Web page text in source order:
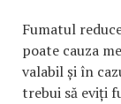
Fumatul
poate cauza
valabil și în
trebui să eviți